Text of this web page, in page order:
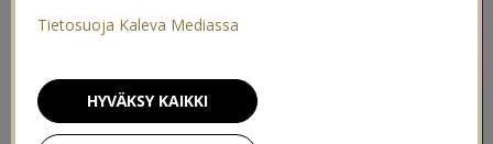
Tietosuoja Kaleva Mediassa
HYVÄKSY KAIKKI